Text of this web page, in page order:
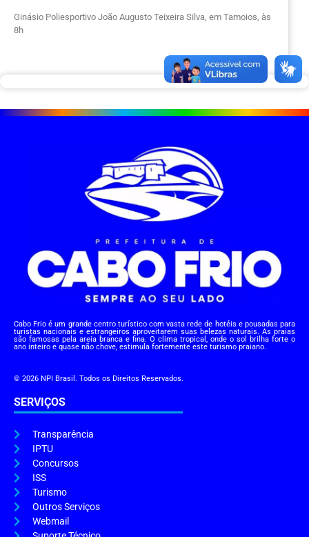
Ginásio Poliesportivo João Augusto Teixeira Silva, em Tamoios, às
8h
Cabo Frio é um grande centro turístico com vasta rede de hotéis e pousadas para
turistas nacionais e estrangeiros aproveitarem suas belezas naturais. As praias
são famosas pela areia branca e fina. O clima tropical, onde o sol brilha forte o
ano inteiro e quase não chove, estimula fortemente este turismo praiano.
© 2026 NPI Brasil. Todos os Direitos Reservados.
SERVIÇOS
Transparência
IPTU
Concursos
ISS
Turismo
Outros Serviços
Webmail